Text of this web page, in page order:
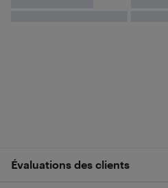
Évaluations des clients